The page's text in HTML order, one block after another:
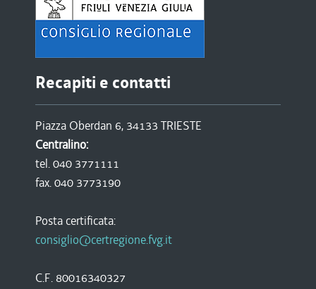
Recapiti e contatti
Piazza Oberdan 6, 34133 TRIESTE
Centralino:
tel. 040 3771111
fax. 040 3773190
Posta certificata:
consiglio@certregione.fvg.it
C.F. 80016340327